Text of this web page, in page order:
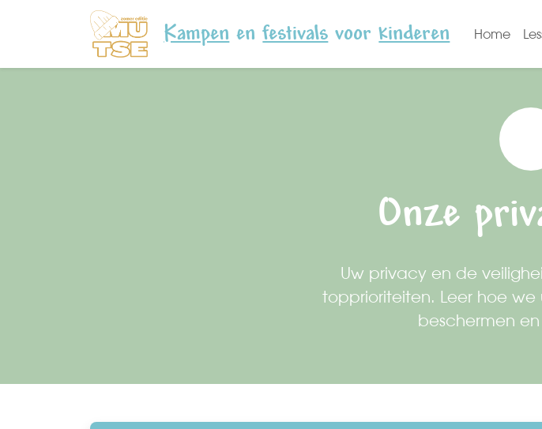
Kampen enfestivals voorkinderen Home
Onze
Uw privacy en de
topprioriteiten. Leer hoe we
beschermen